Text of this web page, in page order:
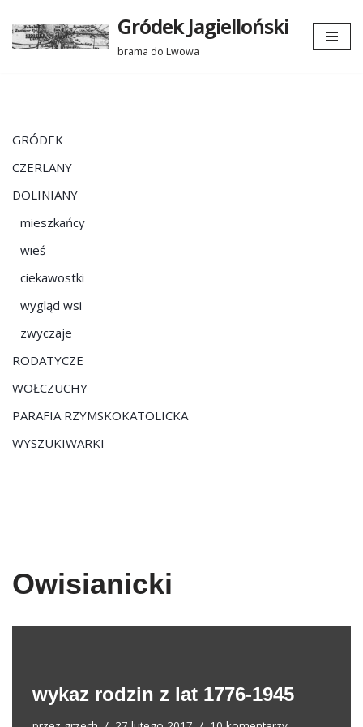
Przejdź
Gródek Jagielloński
brama do Lwowa
GRÓDEK
CZERLANY
DOLINIANY
mieszkańcy
wieś
ciekawostki
wygląd wsi
zwyczaje
RODATYCZE
WOŁCZUCHY
PARAFIA RZYMSKOKATOLICKA
WYSZUKIWARKI
Owisianicki
wykaz rodzin z lat 1776-1945